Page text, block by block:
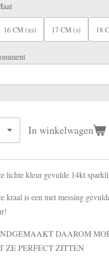
16 CM (xs) 17 CM (s) 18
In winkelwagen
lichte kleur gevulde 14kt
kraal is een met messing
DAAROM
ZE PERFECT ZITTEN